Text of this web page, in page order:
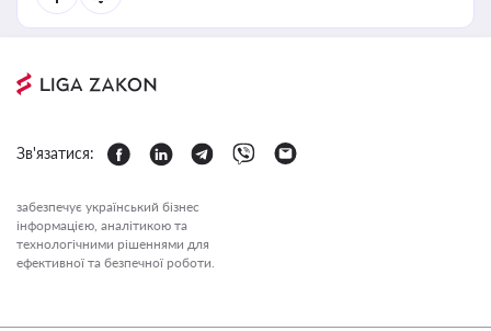
Зв'язатися:
забезпечує український бізнес
інформацією, аналітикою та
технологічними рішеннями для
ефективної та безпечної роботи.